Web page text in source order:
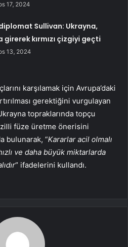
17, 2024
diplomat Sullivan: Ukrayna,
girerek kırmızı çizgiyi geçti
13, 2024
karşılamak için Avrupa’daki
gerektiğini vurgulayan
topraklarında topçu
füze üretme önerisini
bulunarak, “Kararlar acil olmalı
ve daha büyük miktarlarda
” ifadelerini kullandı.